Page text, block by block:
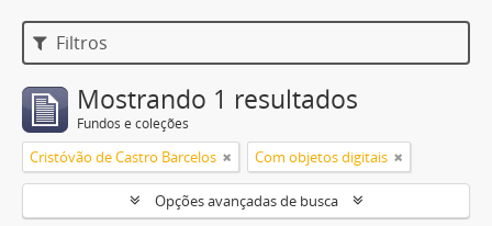
Filtros
Mostrando 1 resultados
Fundos e coleções
Cristóvão de Castro Barcelos Com objetos digitais
Opções avançadas de busca